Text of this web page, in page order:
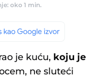
oko 1 min.
je kuću, koju je
ne sluteći